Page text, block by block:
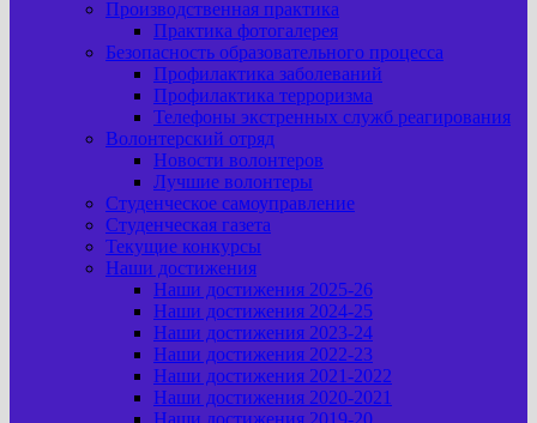
Производственная практика
Практика фотогалерея
Безопасность образовательного процесса
Профилактика заболеваний
Профилактика терроризма
Телефоны экстренных служб реагирования
Волонтерский отряд
Новости волонтеров
Лучшие волонтеры
Студенческое самоуправление
Студенческая газета
Текущие конкурсы
Наши достижения
Наши достижения 2025-26
Наши достижения 2024-25
Наши достижения 2023-24
Наши достижения 2022-23
Наши достижения 2021-2022
Наши достижения 2020-2021
Наши достижения 2019-20